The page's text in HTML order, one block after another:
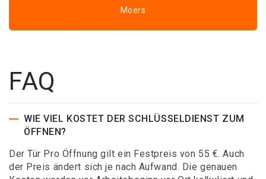
Moers
FAQ
WIE VIEL KOSTET DER SCHLÜSSELDIENST ZUM
ÖFFNEN?
Der Tür Pro Öffnung gilt ein Festpreis von 55 €. Auch
der Preis ändert sich je nach Aufwand. Die genauen